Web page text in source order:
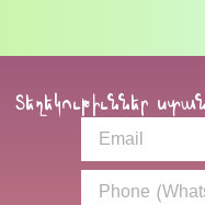
Տեղեկութիւններ